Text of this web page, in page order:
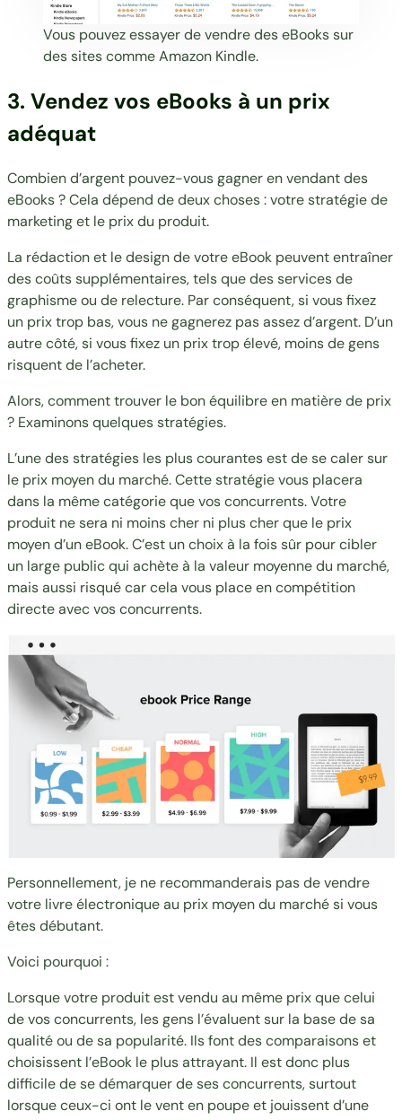
Vous pouvez essayer de vendre des eBooks sur
des sites commeAmazon Kindle.
3. Vendez vos eBooks à un prix
adéquat
Combien d’argent pouvez-vous gagner en vendant des
eBooks ? Cela dépend de deux choses : votre stratégie de
marketing et le prix du produit.
La rédaction et le design de votre eBook peuvent entraîner
des coûts supplémentaires, tels que des services de
graphisme ou de relecture. Par conséquent, si vous fixez
un prix trop bas, vous ne gagnerez pas assez d’argent. D’un
autre côté, si vous fixez un prix trop élevé, moins de gens
risquent de l’acheter.
Alors, comment trouver le bon équilibre en matière de prix
? Examinons quelques stratégies.
L’une des stratégies les plus courantes est de se caler sur
le prix moyen du marché. Cette stratégie vous placera
dans la même catégorie que vos concurrents. Votre
produit ne sera ni moins cher ni plus cher que le prix
moyen d’un eBook. C’est un choix à la fois sûr pour cibler
un large public qui achète à la valeur moyenne du marché,
mais aussi risqué car cela vous place en compétition
directe avec vos concurrents.
Personnellement, je ne recommanderais pas de vendre
votre livre électronique au prix moyen du marché si vous
êtes débutant.
Voici pourquoi :
Lorsque votre produit est vendu au même prix que celui
de vos concurrents, les gens l’évaluent sur la base de sa
qualité ou de sa popularité. Ils font des comparaisons et
choisissent l’eBook le plus attrayant. Il est donc plus
difficile de se démarquer de ses concurrents, surtout
lorsque ceux-ci ont le vent en poupe et jouissent d’une